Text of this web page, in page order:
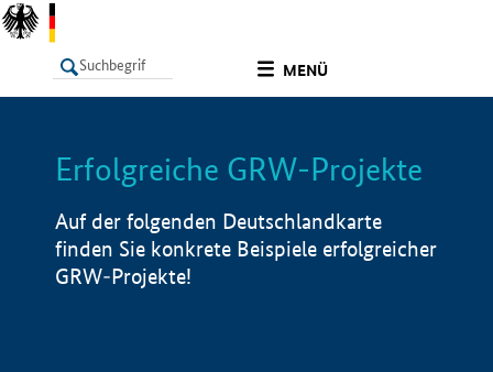
MENÜ
LISTE Info
Erfolgreiche GRW-Projekte
Auf der folgenden Deutschlandkarte
finden Sie konkrete Beispiele erfolgreicher
GRW-Projekte!